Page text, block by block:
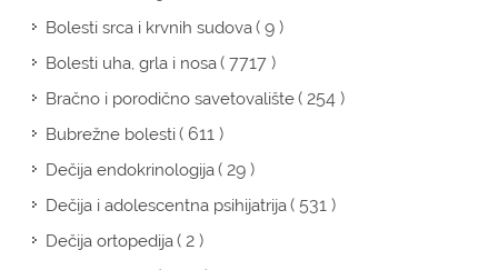
Bolesti srca i krvnih sudova( 9 )
Bolesti uha, grla i nosa( 7717 )
Bračno i porodično savetovalište( 254 )
Bubrežne bolesti( 611 )
Dečija endokrinologija( 29 )
Dečija i adolescentna psihijatrija( 531 )
Dečija ortopedija( 2 )